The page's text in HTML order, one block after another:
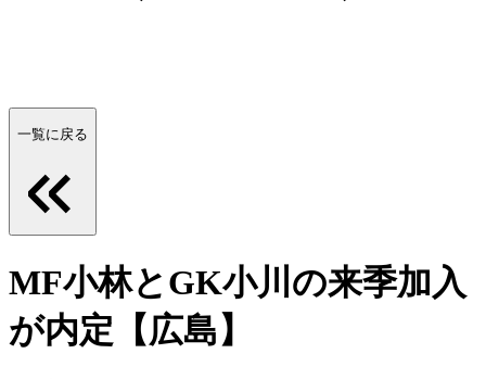
一覧に戻る
MF小林とGK小川の来季加入
が内定【広島】